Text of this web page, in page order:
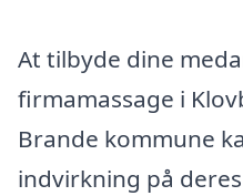
At tilbyde dine
firmamassage i
Brande kommune
indvirkning på